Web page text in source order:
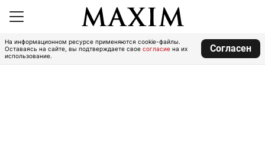
На информационном ресурсе применяются cookie-файлы.
Оставаясь на сайте, вы подтверждаете свое согласие на их
использование.
Согласен